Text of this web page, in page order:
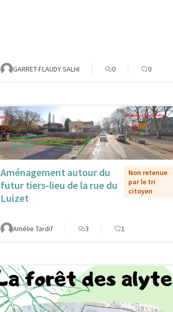
GARRET-FLAUDY SALHI 0 0
Aménagement autour du
futur tiers-lieu de la rue du
Luizet
Non retenue
par le tri
citoyen
Amélie Tardif 3 1